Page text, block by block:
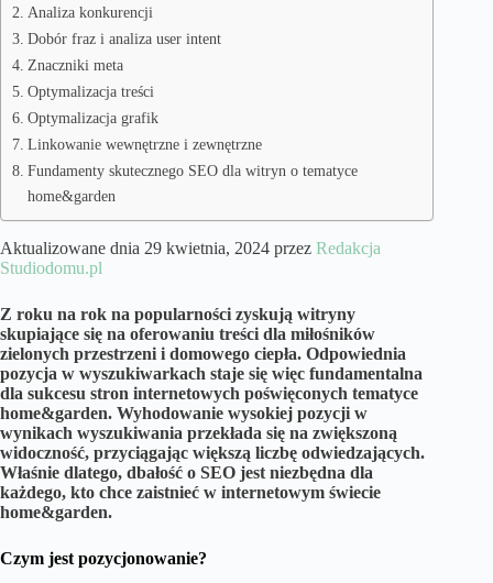
Analiza konkurencji
Dobór fraz i analiza user intent
Znaczniki meta
Optymalizacja treści
Optymalizacja grafik
Linkowanie wewnętrzne i zewnętrzne
Fundamenty skutecznego SEO dla witryn o tematyce
home&garden
Aktualizowane dnia 29 kwietnia, 2024 przez Redakcja
Studiodomu.pl
Z roku na rok na popularności zyskują witryny
skupiające się na oferowaniu treści dla miłośników
zielonych przestrzeni i domowego ciepła. Odpowiednia
pozycja w wyszukiwarkach staje się więc fundamentalna
dla sukcesu stron internetowych poświęconych tematyce
home&garden. Wyhodowanie wysokiej pozycji w
wynikach wyszukiwania przekłada się na zwiększoną
widoczność, przyciągając większą liczbę odwiedzających.
Właśnie dlatego, dbałość o SEO jest niezbędna dla
każdego, kto chce zaistnieć w internetowym świecie
home&garden.
Czym jest pozycjonowanie?